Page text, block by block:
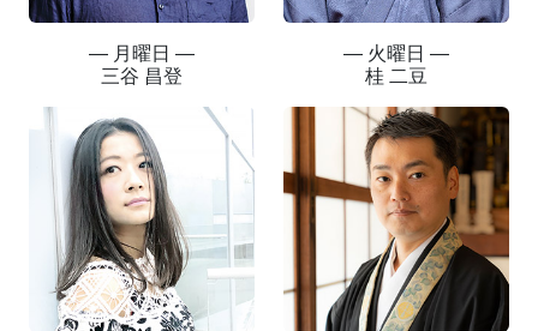
― 月曜日 ―
三谷 昌登
― 火曜日 ―
桂 二豆